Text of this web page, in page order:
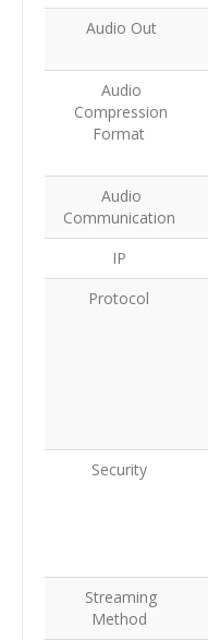
Audio Out
Audio
Compression
Format
Audio
Communication
IP
Protocol
Security
Streaming
Method